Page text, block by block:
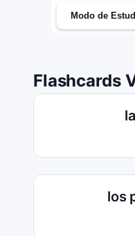
Modo de
Flashcards
los